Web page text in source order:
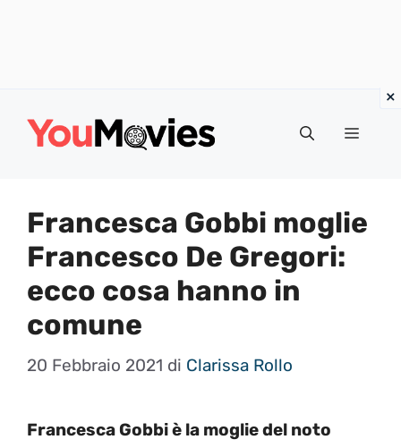
Menu
Francesca Gobbi moglie
Francesco De Gregori:
ecco cosa hanno in
comune
20 Febbraio 2021 di Clarissa Rollo
Francesca Gobbi è la moglie del noto